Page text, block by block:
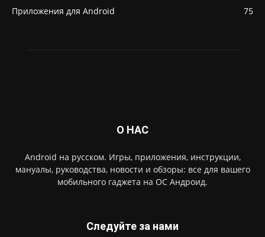
Приложения для Android
75
О НАС
Android на русском. Игры, приложения, инструкции,
мануалы, руководства, новости и обзоры: все для вашего
мобильного гаджета на ОС Андроид.
Следуйте за нами